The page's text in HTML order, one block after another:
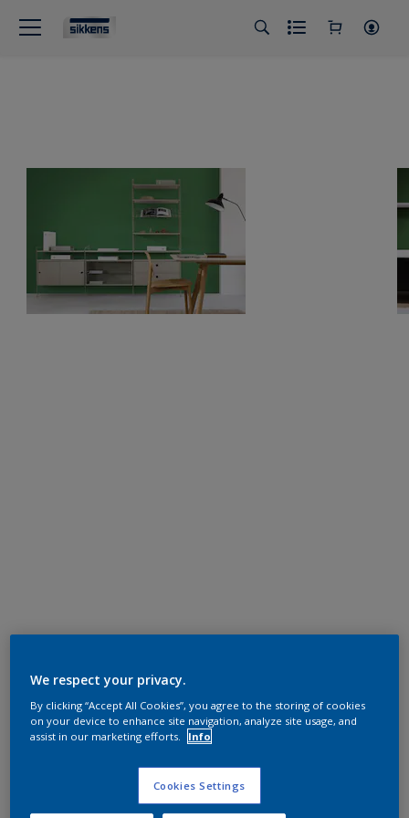
We respect your privacy.
By clicking “Accept All Cookies”, you agree to the storing of cookies
on your device to enhance site navigation, analyze site usage, and
assist in our marketing efforts.
Info
Cookies Settings